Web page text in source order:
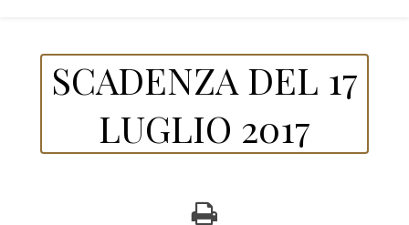
SCADENZA DEL 17
LUGLIO 2017